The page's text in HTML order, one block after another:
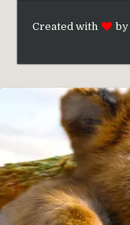
Created with by